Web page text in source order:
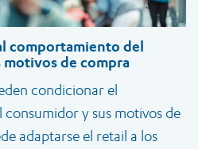
comportamiento del
motivos de compra
condicionar el
y sus motivos de
adaptarse el retail a los